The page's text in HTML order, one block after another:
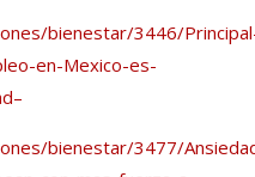
bienestar/3446/
en-Mexico-es-
bienestar/3477/